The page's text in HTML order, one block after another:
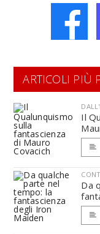
ARTICOLI PIÙ
Il
Da